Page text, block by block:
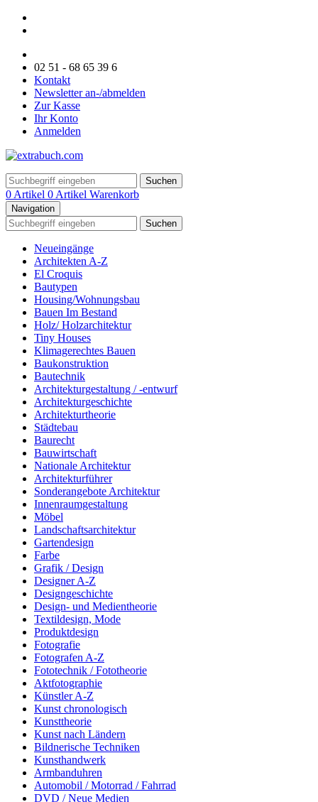
02 51 - 68 65 39 6
Kontakt
Newsletter an-/abmelden
Zur Kasse
Ihr Konto
Anmelden
Suchen
0 Artikel 0 Artikel Warenkorb
Navigation
Suchen
Neueingänge
Architekten A-Z
El Croquis
Bautypen
Housing/Wohnungsbau
Bauen Im Bestand
Holz/ Holzarchitektur
Tiny Houses
Klimagerechtes Bauen
Baukonstruktion
Bautechnik
Architekturgestaltung / -entwurf
Architekturgeschichte
Architekturtheorie
Städtebau
Baurecht
Bauwirtschaft
Nationale Architektur
Architekturführer
Sonderangebote Architektur
Innenraumgestaltung
Möbel
Landschaftsarchitektur
Gartendesign
Farbe
Grafik / Design
Designer A-Z
Designgeschichte
Design- und Medientheorie
Textildesign, Mode
Produktdesign
Fotografie
Fotografen A-Z
Fototechnik / Fototheorie
Aktfotographie
Künstler A-Z
Kunst chronologisch
Kunsttheorie
Kunst nach Ländern
Bildnerische Techniken
Kunsthandwerk
Armbanduhren
Automobil / Motorrad / Fahrrad
DVD / Neue Medien